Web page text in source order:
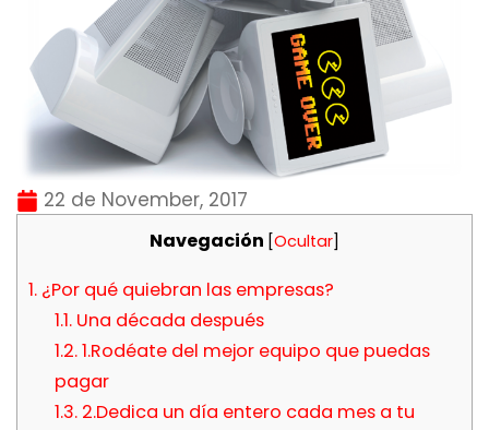
22 de November, 2017
Navegación [Ocultar]
1. ¿Por qué quiebran las empresas?
1.1. Una década después
1.2.1.Rodéate del mejor equipo que puedas
pagar
1.3. 2.Dedica un día entero cada mes a tu